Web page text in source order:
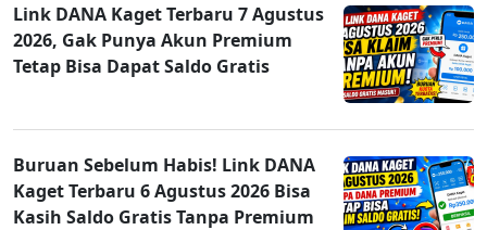
Link DANA Kaget Terbaru 7 Agustus
2026, Gak Punya Akun Premium
Tetap Bisa Dapat Saldo Gratis
Buruan Sebelum Habis! Link DANA
Kaget Terbaru 6 Agustus 2026 Bisa
Kasih Saldo Gratis Tanpa Premium